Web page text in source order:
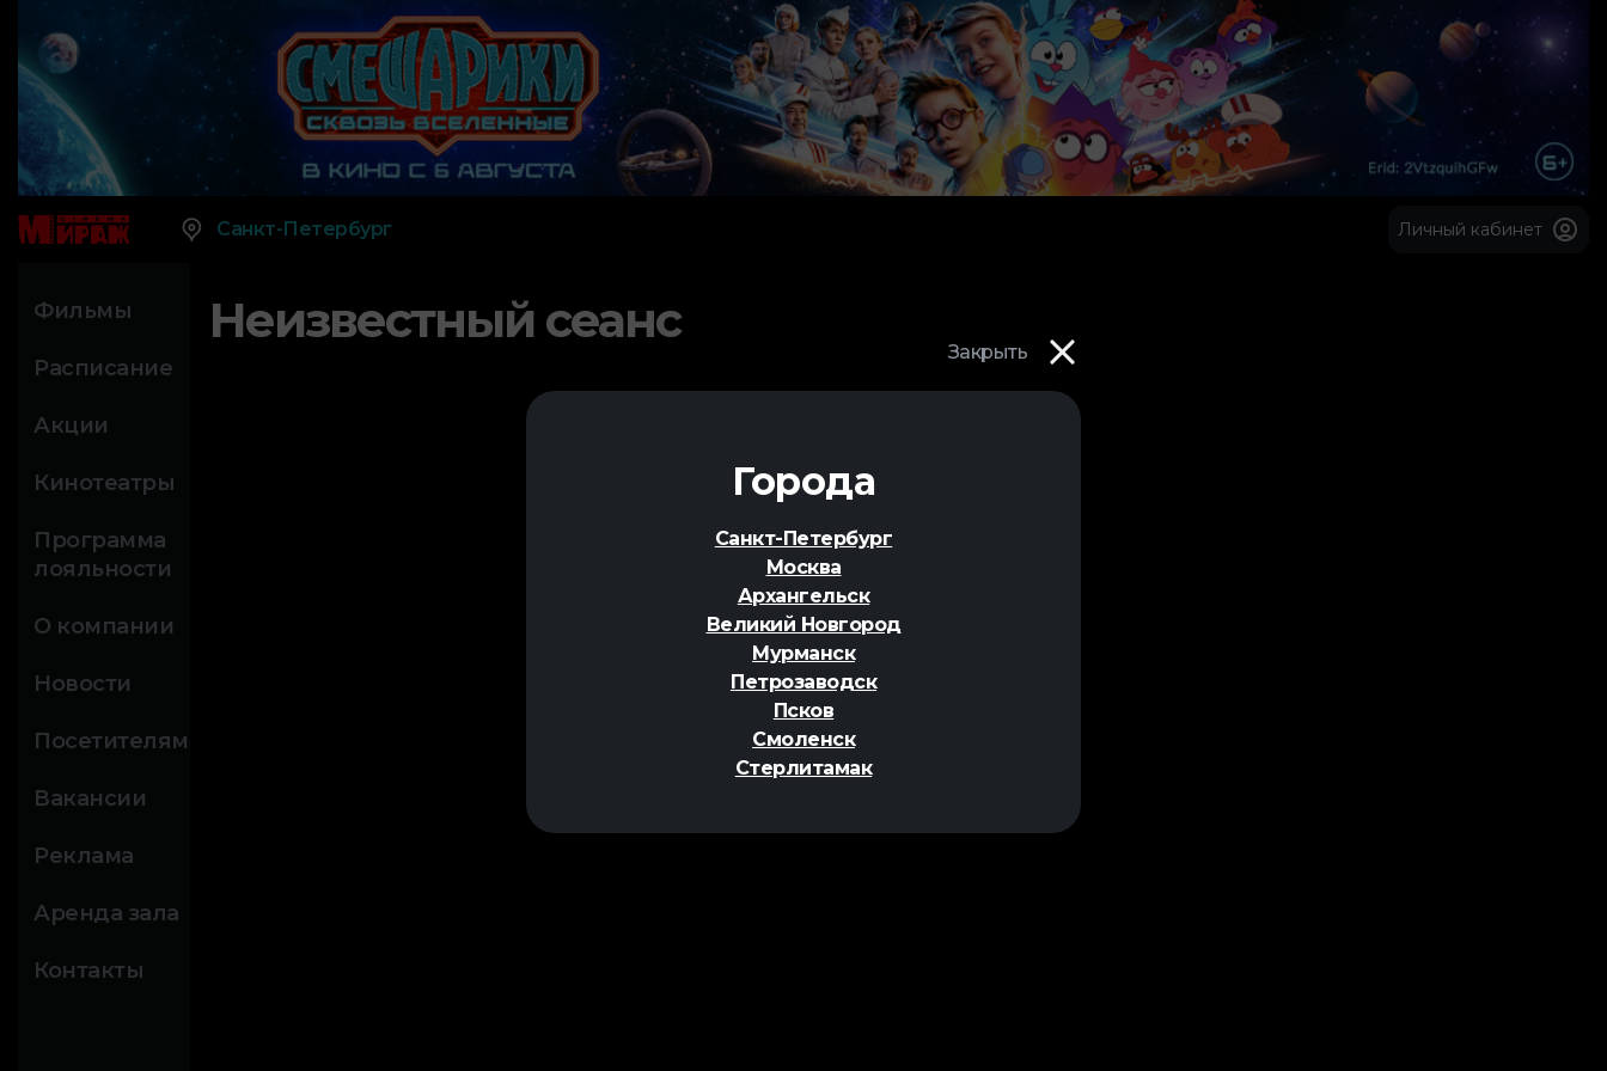
Закрыть
Города
Санкт-Петербург
Москва
Архангельск
Великий Новгород
Мурманск
Петрозаводск
Псков
Смоленск
Стерлитамак
Санкт-Петербург Личный кабинет
Фильмы
Расписание
Акции
Кинотеатры
Программа
лояльности
О компании
Новости
Посетителям
Вакансии
Реклама
Аренда зала
Контакты
Неизвестный сеанс